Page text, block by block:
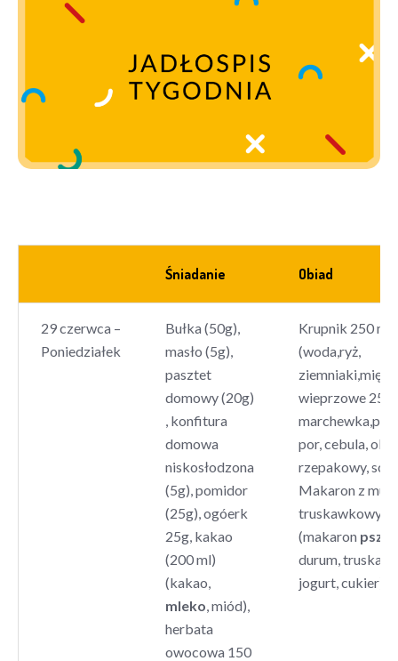
Śniadanie Obiad
29 czerwca –
Poniedziałek
Bułka (50g),
masło (5g),
pasztet
domowy (20g)
, konfitura
domowa
niskosłodzona
(5g), pomidor
(25g), ogóerk
25g, kakao
(200 ml)
(kakao,
mleko, miód),
herbata
owocowa 150
Krupnik 250 ml
(woda,ryż,
ziemniaki,mięso
wieprzowe 25 g,
por, cebula, olej
rzepakowy, sól,
Makaron z
truskawkowym
(makaron
durum,
jogurt, cukier)